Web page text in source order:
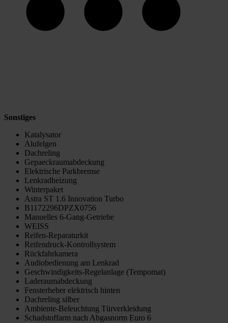
Sonstiges
Katalysator
Alufelgen
Dachreling
Gepaeckraumabdeckung
Elektrische Parkbremse
Lenkradheizung
Winterpaket
Astra ST 1.6 Innovation Turbo
B1172296DPZX0756
Manuelles 6-Gang-Getriebe
WEISS
Reifen-Reparaturkit
Reifendruck-Kontrollsystem
Rückfahrkamera
Audiobedienung am Lenkrad
Geschwindigkeits-Regelanlage (Tempomat)
Laderaumabdeckung
Fensterheber elektrisch hinten
Dachreling silber
Ambiente-Beleuchtung Türverkleidung
Schadstoffarm nach Abgasnorm Euro 6